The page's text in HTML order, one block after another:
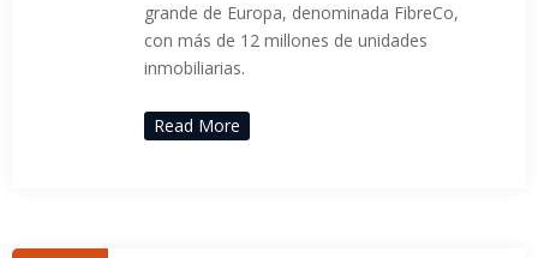
grande de Europa, denominada FibreCo,
con más de 12 millones de unidades
inmobiliarias.
Read More